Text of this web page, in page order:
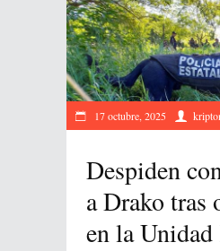
17 octubre, 2025
Despiden
a Drako tras
en la